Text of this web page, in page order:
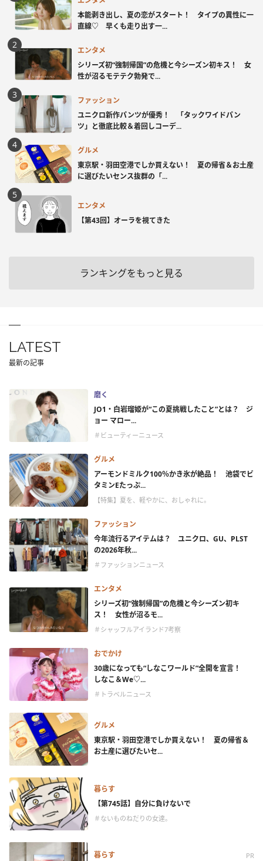
本能剥き出し、夏の恋がスタート！ タイプの異性に一
直線♡ 早くも走り出す一...
エンタメ
シリーズ初“強制帰国”の危機と今シーズン初キス！ 女
性が沼るモテテク勃発で...
ファッション
ユニクロ新作パンツが優秀！ 「タックワイドパン
ツ」と徹底比較＆着回しコーデ...
グルメ
東京駅・羽田空港でしか買えない！ 夏の帰省＆お土産
に選びたいセンス抜群の「...
エンタメ
【第43回】オーラを視てきた
ランキングをもっと見る
LATEST
最新の記事
磨く
JO1・白岩瑠姫が“この夏挑戦したこと”とは？ ジ
ョー マロー...
＃ビューティーニュース
グルメ
アーモンドミルク100％かき氷が絶品！ 池袋でビ
タミンEたっぷ...
【特集】夏を、軽やかに、おしゃれに。
ファッション
今年流行るアイテムは？ ユニクロ、GU、PLST
の2026年秋...
＃ファッションニュース
エンタメ
シリーズ初“強制帰国”の危機と今シーズン初キ
ス！ 女性が沼るモ...
＃シャッフルアイランド7考察
おでかけ
30歳になっても“しなこワールド”全開を宣言！
しなこ＆We♡...
＃トラベルニュース
グルメ
東京駅・羽田空港でしか買えない！ 夏の帰省＆
お土産に選びたいセ...
暮らす
【第745話】自分に負けないで
＃ないものねだりの女達。
暮らす PR